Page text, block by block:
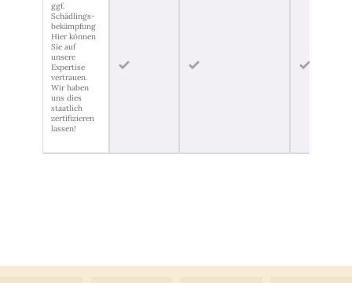
ggf.
Schädlings-
bekämpfung
Hier können
Sie auf
unsere
Expertise
vertrauen.
Wir haben
uns dies
staatlich
zertifizieren
lassen!